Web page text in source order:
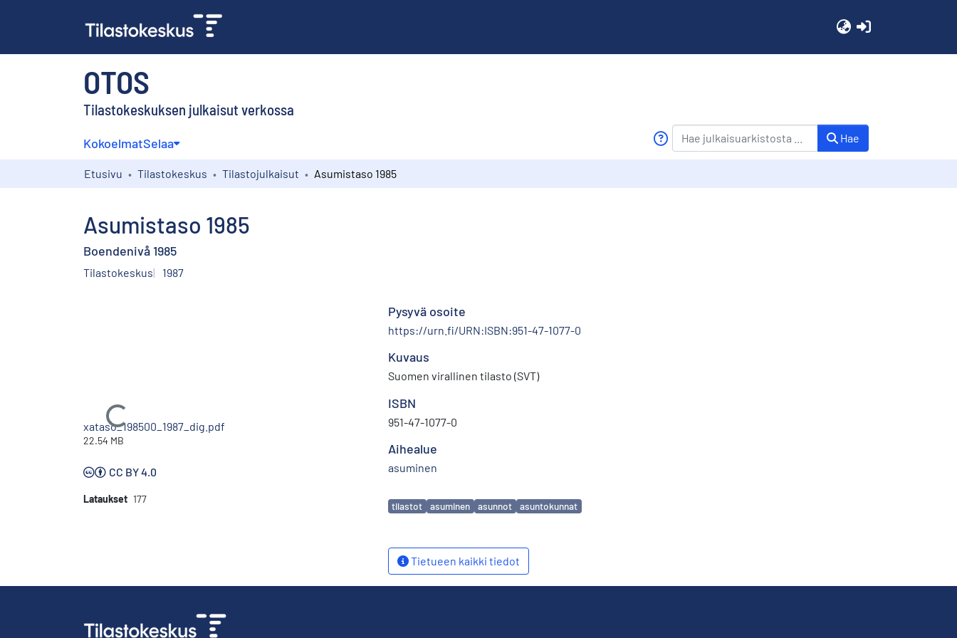
OTOS
Tilastokeskuksen julkaisut verkossa
KokoelmatSelaa Hae
Etusivu Tilastokeskus Tilastojulkaisut Asumistaso 1985
Asumistaso 1985
Boendenivå 1985
Tilastokeskus 1987
Ladataan...
xataso_198500_1987_dig.pdf
22.54 MB
CC BY 4.0
Lataukset 177
Pysyvä osoite
https://urn.fi/URN:ISBN:951-47-1077-0
Kuvaus
Suomen virallinen tilasto (SVT)
ISBN
951-47-1077-0
Aihealue
asuminen
Avainsanat
tilastot asuminen asunnot asuntokunnat
Tietueen kaikki tiedot